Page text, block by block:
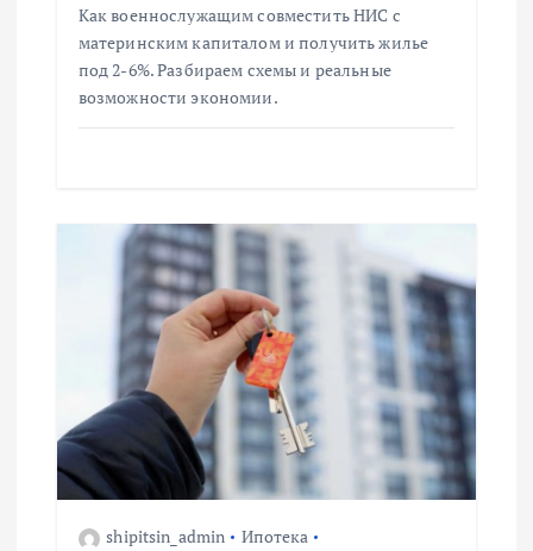
Как военнослужащим совместить НИС с
материнским капиталом и получить жилье
под 2-6%. Разбираем схемы и реальные
возможности экономии.
shipitsin_admin
Ипотека